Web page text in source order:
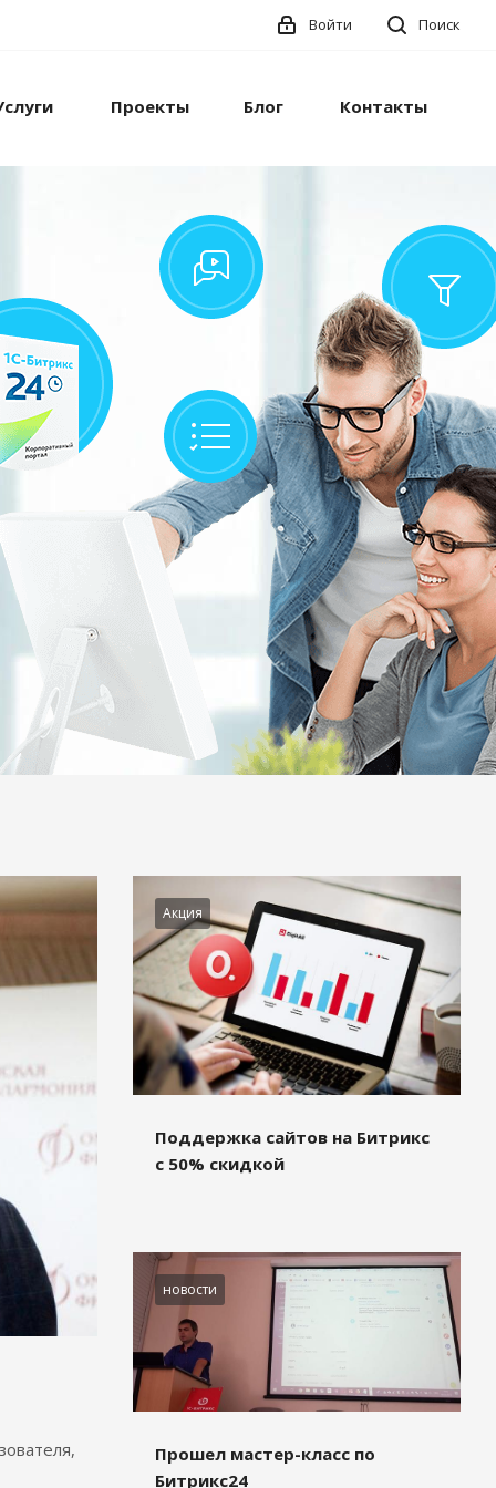
Поиск
Войти
Проекты Блог Контакты
Акция
Поддержка сайтов на Битрикс
с 50% скидкой
новости
Прошел мастер-класс по
Битрикс24